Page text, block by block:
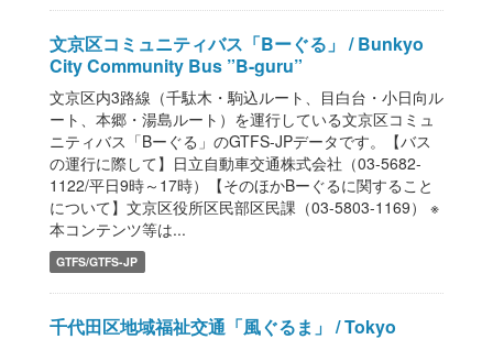
文京区コミュニティバス「Bーぐる」 / Bunkyo
City Community Bus ”B-guru”
文京区内3路線（千駄木・駒込ルート、目白台・小日向ル
ート、本郷・湯島ルート）を運行している文京区コミュ
ニティバス「Bーぐる」のGTFS-JPデータです。【バス
の運行に際して】日立自動車交通株式会社（03-5682-
1122/平日9時～17時）【そのほかBーぐるに関すること
について】文京区役所区民部区民課（03-5803-1169） ※
本コンテンツ等は...
GTFS/GTFS-JP
千代田区地域福祉交通「風ぐるま」 / Tokyo